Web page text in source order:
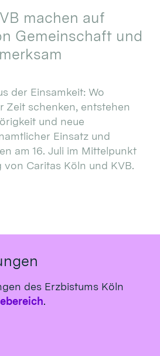
machen auf
Gemeinschaft und
der Einsamkeit: Wo
Zeit schenken, entstehen
und neue
Einsatz und
am 16. Juli im Mittelpunkt
von Caritas Köln und KVB.
des Erzbistums Köln
.